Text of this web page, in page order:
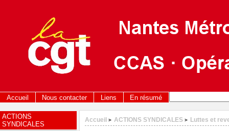
Accueil Nous contacter Liens En résumé
Accueil > ACTIONS SYNDICALES > Luttes et
ACTIONS
SYNDICALES